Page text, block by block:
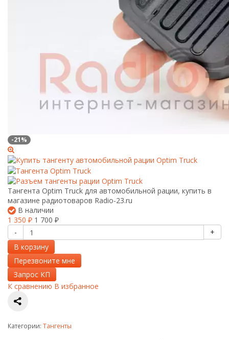
-21%
Тангента Optim Truck для автомобильной рации, купить в
магазине радиотоваров Radio-23.ru
В наличии
1 350 ₽ 1 700 ₽
-
+
В корзину
Перезвоните мне
Запрос КП
К сравнению В избранное
Категории: Тангенты